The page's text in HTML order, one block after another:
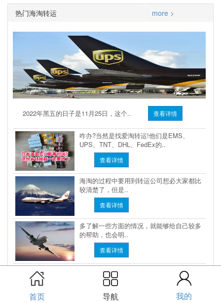
热门海淘转运 more >
2022年黑五的日子是11月25日，这个.. 查看详情
咋办?当然是找爱淘转运!他们是EMS、
UPS、TNT、DHL、FedEx的..
查看详情
海淘的过程中要用到转运公司想必大家都比
较清楚了，但是..
查看详情
多了解一些方面的情况，就能够给自己较多
的帮助，也会明..
查看详情
Copyright © 2008-2021 爱淘转运 All Rights Reserved.
首页 导航 我的